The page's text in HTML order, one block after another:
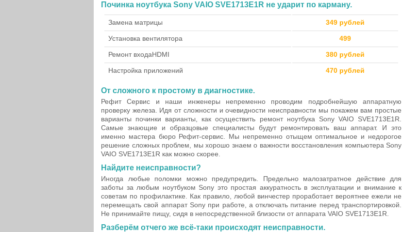
Починка ноутбука Sony VAIO SVE1713E1R не ударит по карману.
Замена матрицы 349 рублей
Установка вентилятора 499
Ремонт входаHDMI 380 рублей
Настройка приложений 470 рублей
От сложного к простому в диагностике.
Рефит Сервис и наши инженеры непременно проводим подробнейшую аппаратную
проверку железа. Идя от сложности и очевидности неисправности мы покажем вам простые
варианты починки варианты, как осуществить ремонт ноутбука Sony VAIO SVE1713E1R.
Самые знающие и образцовые специалисты будут ремонтировать ваш аппарат. И это
именно мастера бюро Рефит-сервис. Мы непременно отыщем оптимальное и недорогое
решение сложных проблем, мы хорошо знаем о важности восстановления компьютера Sony
VAIO SVE1713E1R как можно скорее.
Найдите неисправности?
Иногда любые поломки можно предупредить. Предельно малозатратное действие для
заботы за любым ноутбуком Sony это простая аккуратность в эксплуатации и внимание к
советам по профилактике. Как правило, любой винчестер проработает вероятнее ежели не
перемещать свой аппарат Sony при работе, а отключать питание перед транспортировкой.
Не принимайте пищу, сидя в непосредственной близости от аппарата VAIO SVE1713E1R.
Разберём отчего же всё-таки происходят неисправности.